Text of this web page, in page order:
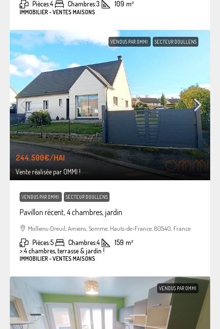
Pièces:4 Chambres:3 109 m²
IMMOBILIER - VENTES MAISONS
VENDUS PAR OMMI SECTEUR DOULLENS
244.500€/HAI
Vente réalisée par OMMI !
VENDUS PAR OMMI SECTEUR DOULLENS
Pavillon récent, 4 chambres, jardin
Molliens-Dreuil, Amiens, Somme, Hauts-de-France, 80540, France
Pièces:5 Chambres:4 159 m²
>:4 chambres, terrasse & jardin !
IMMOBILIER - VENTES MAISONS
VENDUS PAR OMMI